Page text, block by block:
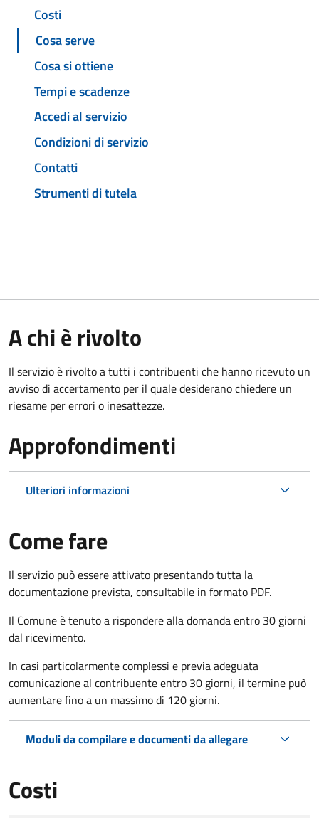
Costi
Cosa serve
Cosa si ottiene
Tempi e scadenze
Accedi al servizio
Condizioni di servizio
Contatti
Strumenti di tutela
A chi è rivolto
Il servizio è rivolto a tutti i contribuenti che hanno ricevuto un
avviso di accertamento per il quale desiderano chiedere un
riesame per errori o inesattezze.
Approfondimenti
Ulteriori informazioni
Come fare
Il servizio può essere attivato presentando tutta la
documentazione prevista, consultabile in formato PDF.
Il Comune è tenuto a rispondere alla domanda entro 30 giorni
dal ricevimento.
In casi particolarmente complessi e previa adeguata
comunicazione al contribuente entro 30 giorni, il termine può
aumentare fino a un massimo di 120 giorni.
Moduli da compilare e documenti da allegare
Costi